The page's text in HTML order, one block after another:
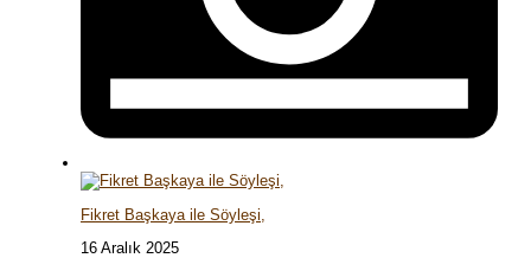
Fikret Başkaya ile Söyleşi,
16 Aralık 2025